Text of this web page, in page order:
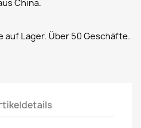
China.
auf Lager. Über 50 Geschäfte.